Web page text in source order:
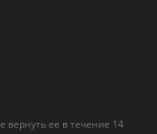
вернуть ее в течение 14